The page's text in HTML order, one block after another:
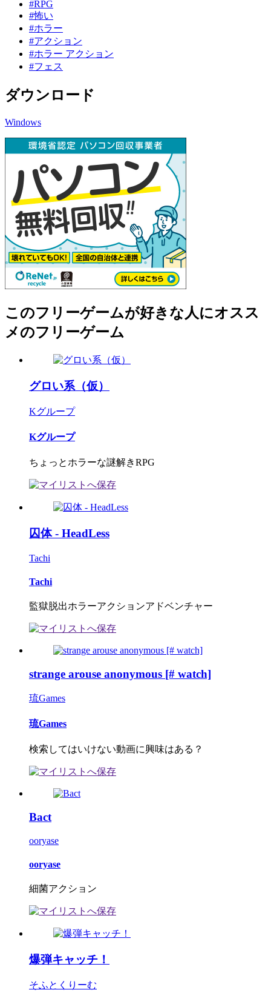
#RPG
#怖い
#ホラー
#アクション
#ホラー アクション
#フェス
ダウンロード
Windows
このフリーゲームが好きな人にオスス
メのフリーゲーム
グロい系（仮）
Kグループ
Kグループ
ちょっとホラーな謎解きRPG
囚体 - HeadLess
Tachi
Tachi
監獄脱出ホラーアクションアドベンチャー
strange arouse anonymous [# watch]
琉Games
琉Games
検索してはいけない動画に興味はある？
Bact
ooryase
ooryase
細菌アクション
爆弾キャッチ！
そふとくりーむ